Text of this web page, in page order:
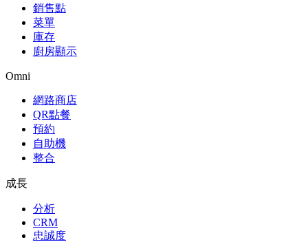
銷售點
菜單
庫存
廚房顯示
Omni
網路商店
QR點餐
預約
自助機
整合
成長
分析
CRM
忠誠度